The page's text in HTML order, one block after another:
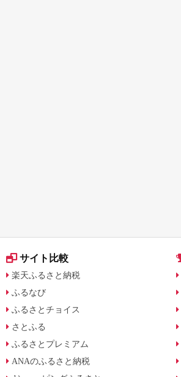
サイト比較
楽天ふるさと納税
ふるなび
ふるさとチョイス
さとふる
ふるさとプレミアム
ANAのふるさと納税